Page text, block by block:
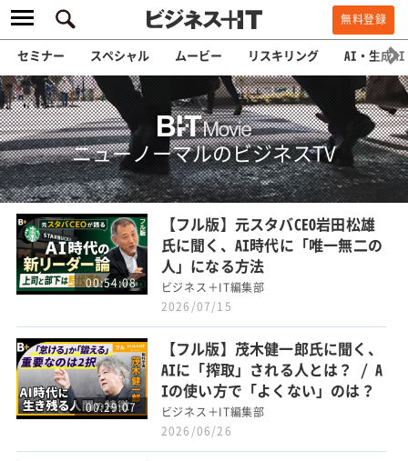
無料登録
セミナー スペシャル ムービー リスキリング AI・生成AI
ニューノーマルのビジネスTV
00:54:08
【フル版】元スタバCEO岩田松雄
氏に聞く、AI時代に「唯一無二の
人」になる方法
ビジネス＋IT編集部
2026/07/15
00:29:07
【フル版】茂木健一郎氏に聞く、
AIに「搾取」される人とは？ / A
Iの使い方で「よくない」のは？
ビジネス＋IT編集部
2026/06/26